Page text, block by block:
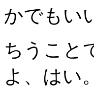
かでもい
ちうこと
よ、はい。